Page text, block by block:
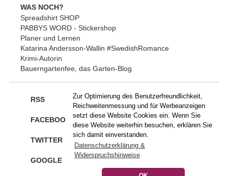
Zur Optimierung des Benutzerfreundlichkeit,
Reichweitenmessung und für Werbeanzeigen
setzt diese Website Cookies ein. Wenn Sie
diese Website weiterhin besuchen, erklären Sie
sich damit einverstanden.
Datenschutzerklärung &
Widerspruchshinweise
WAS NOCH?
Spreadshirt SHOP
PABBYS WORD - Stickershop
Planer und Lernen
Katarina Andersson-Wallin #SwedishRomance
Krimi-Autorin
Bauerngartenfee, das Garten-Blog
RSS
FACEBOOK
TWITTER
GOOGLE